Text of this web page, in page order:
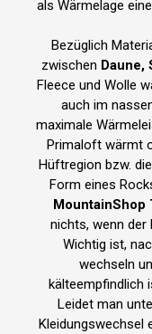
als Wärmelage
Bezüglich
zwischen Daune,
Fleece und Wolle
auch im
maximale
Primaloft wärmt
Hüftregion bzw.
Form eines
MountainShop
nichts, wenn der
Wichtig ist,
wechseln
kälteempfindlich
Leidet man
Kleidungswechsel